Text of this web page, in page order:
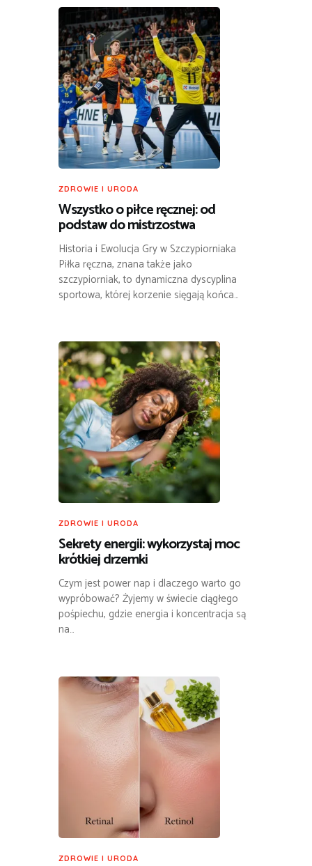
ZDROWIE I URODA
Wszystko o piłce ręcznej: od
podstaw do mistrzostwa
Historia i Ewolucja Gry w Szczypiorniaka
Piłka ręczna, znana także jako
szczypiorniak, to dynamiczna dyscyplina
sportowa, której korzenie sięgają końca…
ZDROWIE I URODA
Sekrety energii: wykorzystaj moc
krótkiej drzemki
Czym jest power nap i dlaczego warto go
wypróbować? Żyjemy w świecie ciągłego
pośpiechu, gdzie energia i koncentracja są
na…
ZDROWIE I URODA